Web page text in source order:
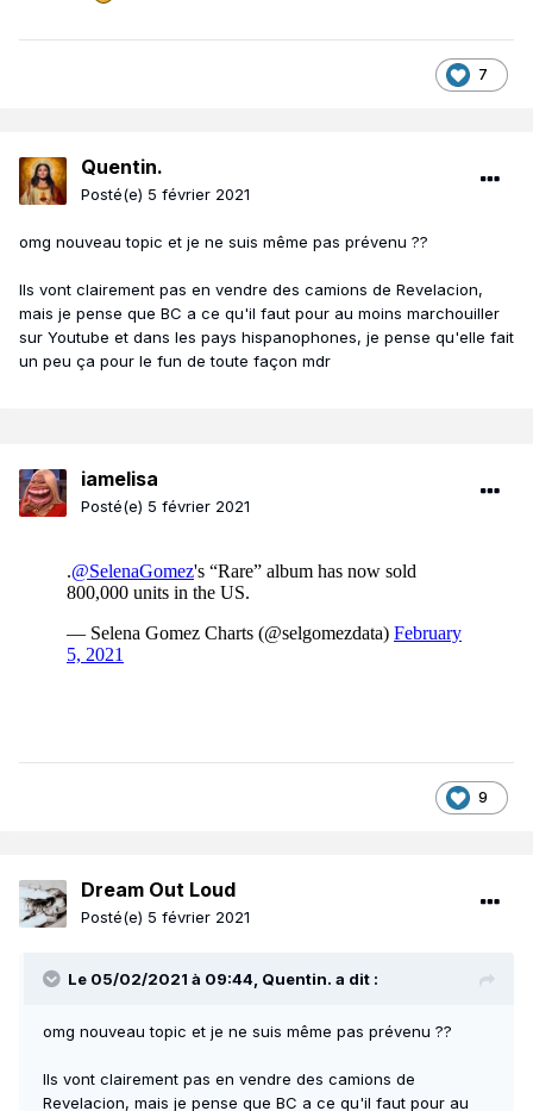
7
Quentin.
Posté(e) 5 février 2021
omg nouveau topic et je ne suis même pas prévenu ??
Ils vont clairement pas en vendre des camions de Revelacion,
mais je pense que BC a ce qu'il faut pour au moins marchouiller
sur Youtube et dans les pays hispanophones, je pense qu'elle fait
un peu ça pour le fun de toute façon mdr
iamelisa
Posté(e) 5 février 2021
9
Dream Out Loud
Posté(e) 5 février 2021
Le 05/02/2021 à 09:44, Quentin. a dit :
omg nouveau topic et je ne suis même pas prévenu ??
Ils vont clairement pas en vendre des camions de
Revelacion, mais je pense que BC a ce qu'il faut pour au